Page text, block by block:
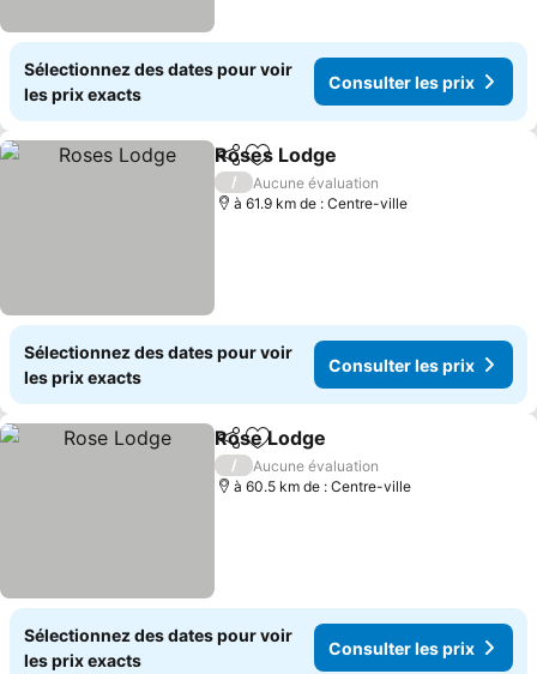
Sélectionnez des dates pour voir
les prix exacts
Consulter les prix
PartagerAjouter à mes favoris
Roses Lodge
/
Aucune évaluation
à 61.9 km de : Centre-ville
Sélectionnez des dates pour voir
les prix exacts
Consulter les prix
PartagerAjouter à mes favoris
Rose Lodge
/
Aucune évaluation
à 60.5 km de : Centre-ville
Sélectionnez des dates pour voir
les prix exacts
Consulter les prix